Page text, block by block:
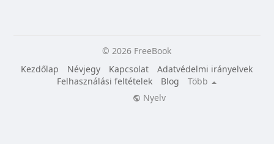
© 2026 FreeBook
Kezdőlap
Névjegy Kapcsolat
Adatvédelmi irányelvek
Felhasználási feltételek
Blog
Több
Nyelv